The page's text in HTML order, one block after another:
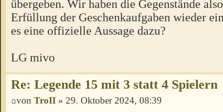
übergeben. Wir haben die Gegenstände
Erfüllung der Geschenkaufgaben wieder
es eine offizielle Aussage dazu?
LG mivo
Re: Legende 15 mit 3 statt 4 Spielern
von TroII » 29. Oktober 2024, 08:39